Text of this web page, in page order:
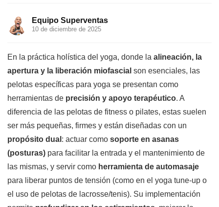
Equipo Superventas
10 de diciembre de 2025
En la práctica holística del yoga, donde la alineación, la
apertura y la liberación miofascial son esenciales, las
pelotas específicas para yoga se presentan como
herramientas de precisión y apoyo terapéutico. A
diferencia de las pelotas de fitness o pilates, estas suelen
ser más pequeñas, firmes y están diseñadas con un
propósito dual : actuar como soporte en asanas
(posturas) para facilitar la entrada y el mantenimiento de
las mismas, y servir como herramienta de automasaje
para liberar puntos de tensión (como en el yoga tune-up o
el uso de pelotas de lacrosse/tenis). Su implementación